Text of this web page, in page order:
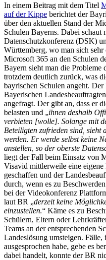
In einem Beitrag mit dem Titel
auf der Kippe berichtet der
über den aktuellen Stand der
Schulen Bayerns. Dabei
Datenschutzkonferenz (DSK)
Württemberg, wo man sich sehr
Microsoft 365 an den Schulen
Bayern sieht man die Probleme
trotzdem deutlich zurück, was
bayrischen Schulen angeht.
Bayerischen
angefragt. Der gibt an, dass er
belasten und „ihnen deshalb
verbieten [wolle]. Solange mit
Beteiligten zufrieden sind, sieht
werden. Er werde selbst keine
anstellen, so der oberste
liegt der Fall beim Einsatz von
Visavid mittlerweile eine eigene
geschaffen und der
durch, wenn es zu
bei der Videokonferenz
laut BR „derzeit keine
einzustellen.“ Käme es zu
Schülern, Eltern oder
Teams an der entsprechenden
Landeslösung umsteigen.
ausgesprochen habe, gebe es
dabei handelt, konnte der BR